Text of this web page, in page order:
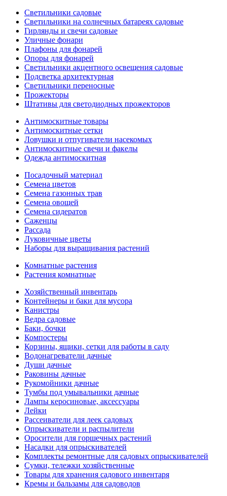
Светильники садовые
Светильники на солнечных батареях садовые
Гирлянды и свечи садовые
Уличные фонари
Плафоны для фонарей
Опоры для фонарей
Светильники акцентного освещения садовые
Подсветка архитектурная
Светильники переносные
Прожекторы
Штативы для светодиодных прожекторов
Антимоскитные товары
Антимоскитные сетки
Ловушки и отпугиватели насекомых
Антимоскитные свечи и факелы
Одежда антимоскитная
Посадочный материал
Семена цветов
Семена газонных трав
Семена овощей
Семена сидератов
Саженцы
Рассада
Луковичные цветы
Наборы для выращивания растений
Комнатные растения
Растения комнатные
Хозяйственный инвентарь
Контейнеры и баки для мусора
Канистры
Ведра садовые
Баки, бочки
Компостеры
Корзины, ящики, сетки для работы в саду
Водонагреватели дачные
Души дачные
Раковины дачные
Рукомойники дачные
Тумбы под умывальники дачные
Лампы керосиновые, аксессуары
Лейки
Рассеиватели для леек садовых
Опрыскиватели и распылители
Оросители для горшечных растений
Насадки для опрыскивателей
Комплекты ремонтные для садовых опрыскивателей
Сумки, тележки хозяйственные
Товары для хранения садового инвентаря
Кремы и бальзамы для садоводов